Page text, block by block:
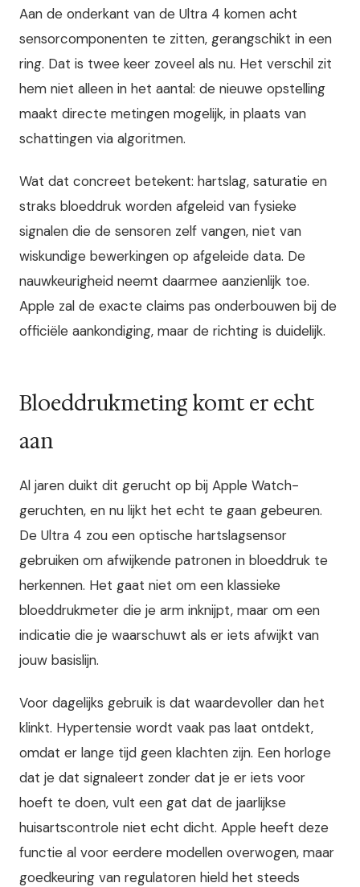
Aan de onderkant van de Ultra 4 komen acht
sensorcomponenten te zitten, gerangschikt in een
ring. Dat is twee keer zoveel als nu. Het verschil zit
hem niet alleen in het aantal: de nieuwe opstelling
maakt directe metingen mogelijk, in plaats van
schattingen via algoritmen.
Wat dat concreet betekent: hartslag, saturatie en
straks bloeddruk worden afgeleid van fysieke
signalen die de sensoren zelf vangen, niet van
wiskundige bewerkingen op afgeleide data. De
nauwkeurigheid neemt daarmee aanzienlijk toe.
Apple zal de exacte claims pas onderbouwen bij de
officiële aankondiging, maar de richting is duidelijk.
Bloeddrukme­ting komt er echt
aan
Al jaren duikt dit gerucht op bij Apple Watch-
geruchten, en nu lijkt het echt te gaan gebeuren.
De Ultra 4 zou een optische hartslagsensor
gebruiken om afwijkende patronen in bloeddruk te
herkennen. Het gaat niet om een klassieke
bloeddrukmeter die je arm inknijpt, maar om een
indicatie die je waarschuwt als er iets afwijkt van
jouw basislijn.
Voor dagelijks gebruik is dat waardevoller dan het
klinkt. Hypertensie wordt vaak pas laat ontdekt,
omdat er lange tijd geen klachten zijn. Een horloge
dat je dat signaleert zonder dat je er iets voor
hoeft te doen, vult een gat dat de jaarlijkse
huisartscontrole niet echt dicht. Apple heeft deze
functie al voor eerdere modellen overwogen, maar
goedkeuring van regulatoren hield het steeds